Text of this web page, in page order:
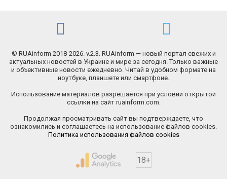
© RUAinform 2018-2026. v.2.3. RUAinform — новый портал свежих и
актуальных новостей в Украине и мире за сегодня. Только важные
и объективные новости ежедневно. Читай в удобном формате на
ноутбуке, планшете или смартфоне.
Использование материалов разрешается при условии открытой
ссылки на сайт ruainform.com.
Продолжая просматривать сайт вы подтверждаете, что
ознакомились и соглашаетесь на использование файлов cookies.
Политика использования файлов cookies
18+